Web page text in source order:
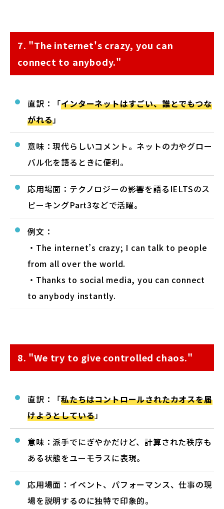
7. "The internet's crazy, you can
connect to anybody."
直訳：「インターネットはすごい、誰とでもつな
がれる」
意味：現代らしいコメント。ネットの力やグロー
バル化を語るときに便利。
応用場面：テクノロジーの影響を語るIELTSのス
ピーキングPart3などで活躍。
例文：
・The internet’s crazy; I can talk to people
from all over the world.
・Thanks to social media, you can connect
to anybody instantly.
8. "We try to give controlled chaos."
直訳：「私たちはコントロールされたカオスを届
けようとしている」
意味：派手でにぎやかだけど、計算された秩序も
ある状態をユーモラスに表現。
応用場面：イベント、パフォーマンス、仕事の現
場を説明するのに独特で印象的。